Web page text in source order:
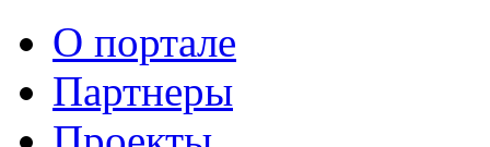
О портале
Партнеры